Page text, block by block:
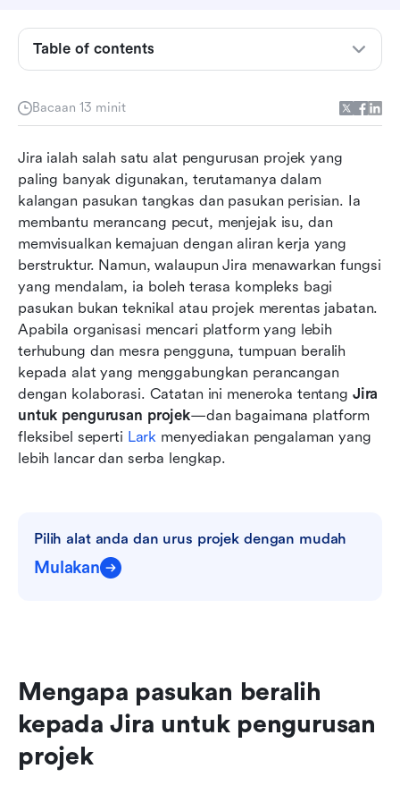
Bacaan 13 minit
Jira ialah salah satu alat pengurusan projek yang
paling banyak digunakan, terutamanya dalam
kalangan pasukan tangkas dan pasukan perisian. Ia
membantu merancang pecut, menjejak isu, dan
memvisualkan kemajuan dengan aliran kerja yang
berstruktur. Namun, walaupun Jira menawarkan fungsi
yang mendalam, ia boleh terasa kompleks bagi
pasukan bukan teknikal atau projek merentas jabatan.
Apabila organisasi mencari platform yang lebih
terhubung dan mesra pengguna, tumpuan beralih
kepada alat yang menggabungkan perancangan
dengan kolaborasi. Catatan ini meneroka tentang Jira
untuk pengurusan projek—dan bagaimana platform
fleksibel seperti Lark menyediakan pengalaman yang
lebih lancar dan serba lengkap.
Pilih alat anda dan urus projek dengan mudah
Mulakan
Mengapa pasukan beralih
kepada Jira untuk pengurusan
projek
Table of contents
Kes penggunaan biasa untuk Jira
moden
Jira
Lark lwn Jira: Gambaran perbandingan pantas
Keputusan: Bila memilih Jira dan bila beralih
kepada Lark
Kesimpulan
Soalan Lazim
Bacaan berkaitan